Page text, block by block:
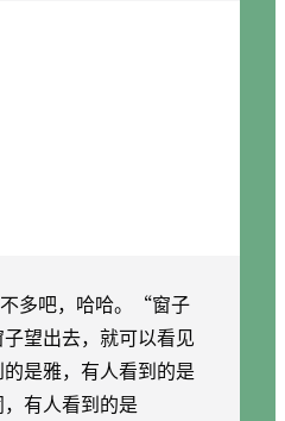
多吧，哈哈。“窗子
望出去，就可以看见
是雅，有人看到的是
有人看到的是